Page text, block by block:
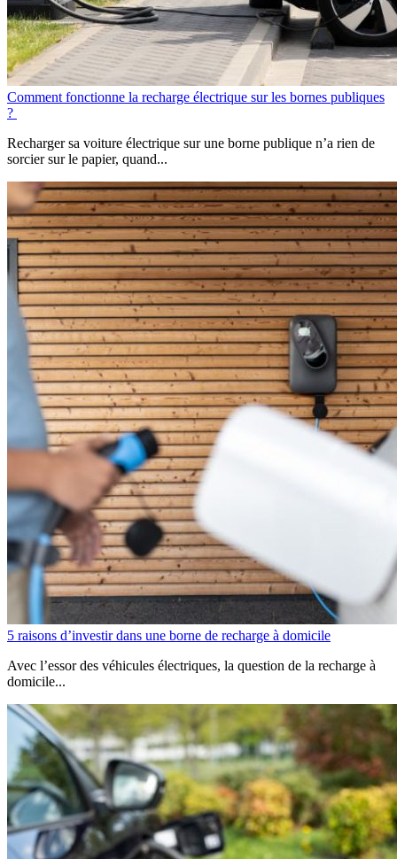
Comment fonctionne la recharge électrique sur les bornes publiques​
?
Recharger sa voiture électrique sur une borne publique n’a rien de
sorcier sur le papier, quand...
5 raisons d’investir dans une borne de recharge à domicile
Avec l’essor des véhicules électriques, la question de la recharge à
domicile...